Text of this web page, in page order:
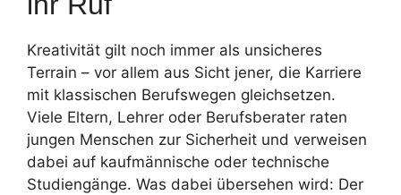
Kreativität gilt noch immer als unsicheres
Terrain – vor allem aus Sicht jener, die Karriere
mit klassischen Berufswegen gleichsetzen.
Viele Eltern, Lehrer oder Berufsberater raten
jungen Menschen zur Sicherheit und verweisen
dabei auf kaufmännische oder technische
Studiengänge. Was dabei übersehen wird: Der